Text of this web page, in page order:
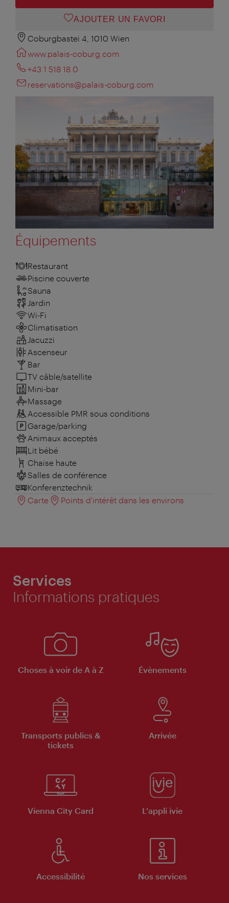
AJOUTER UN FAVORI
Coburgbastei 4, 1010 Wien
www.palais-coburg.com
+43 1 518 18 0
reservations@palais-coburg.com
Équipements
Restaurant
Piscine couverte
Sauna
Jardin
Wi-Fi
Climatisation
Jacuzzi
Ascenseur
Bar
TV câble/satellite
Mini-bar
Massage
Accessible PMR sous conditions
Garage/parking
Animaux acceptés
Lit bébé
Chaise haute
Salles de conférence
Konferenztechnik
Carte
Points d'intérêt dans les environs
Services
Informations pratiques
Choses à voir de A à Z Évènements
Transports publics &
tickets
Arrivée
Vienna City Card L'appli ivie
Accessibilité Nos services